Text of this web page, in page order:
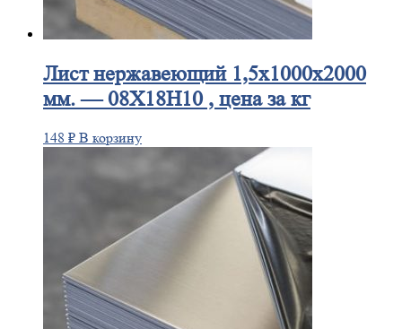
Листнержавеющий 1,5x1000x2000
мм. — 08Х18Н10 , цена за кг
148 ₽ В корзину